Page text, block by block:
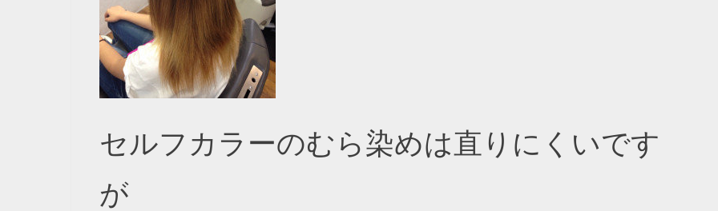
セルフカラーのむら染めは直りにくいです
が